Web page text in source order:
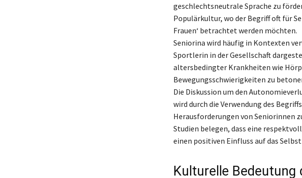
geschlechtsneutrale Sprache zu
Populärkultur, wo der Begriff oft für
Frauen‘ betrachtet werden möchten.
Seniorina wird häufig in Kontexten
Sportlerin in der Gesellschaft
altersbedingter Krankheiten wie
Bewegungsschwierigkeiten zu
Die Diskussion um den
wird durch die Verwendung des
Herausforderungen von Seniorinnen
Studien belegen, dass eine
einen positiven Einfluss auf das
Kulturelle Bedeutung